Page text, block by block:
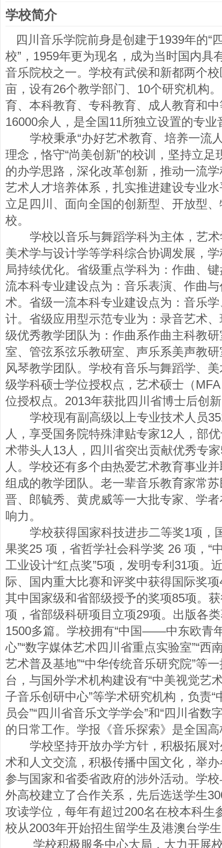
学校简介
四川音乐学院前身是创建于1939年的“
校”，1959年更为现名，成为当时国内具
音乐院校之一。学校有武侯和新都两个
亩，设有26个教学部门、10个研究机构
育、本科教育、专科教育、成人教育和
16000余人，是全国11所独立设置的专业
学校秉承“办好艺术教育、培养一流
理念，恪守“尚美创新”的校训，坚持立
的办学思路，深化改革创新，推动一流
艺术人才培养体系，扎实推进建设专业
立足四川、面向全国的创新型、开放型
校。
学校以音乐与舞蹈学科为主体，艺术
美术学与设计学等学科综合协调发展，
局持续优化。省级重点学科为：作曲、
流本科专业建设点为：音乐表演、作曲
术。省级一流本科专业建设点为：音乐
计。省级应用型示范专业为：录音艺术
级优秀教学团队为：作曲系作曲主科教
室、管弦系弦乐教研室、声乐系美声教
风琴教学团队。学校有音乐与舞蹈学、
级学科硕士学位授权点，艺术硕士（
位授权点。2013年获批四川省博士后创
学校现有副高级以上专业技术人员
人，享受国务院特殊津贴专家12人，部
术带头人13人，四川省突出贡献优秀专
人。学校还有多个由热爱艺术教育事业
组成的教学团队。老一辈音乐教育家常
晋、郎毓秀、黄虎威等一大批专家、学
响力。
学校获得国家科技进步二等奖1项，
果奖25 项，省哲学社会科学奖 26 项，“
工业设计“红点奖”5项，发明专利31项。
际、国内重大比赛和评奖中获得国际奖
其中国家级和省部级授予的奖项85项。
项，省部级科研项目立项29项。出版各
1500多篇。学校拥有“中国——中东欧青
心”“数字媒体艺术四川省重点实验室”“西
艺术普及基地”“中华传统音乐研究院”等
台，与国外学术机构建设有“中美视觉艺
子音乐创研中心”等学术研究机构，负责
员会”“四川省音乐文学学会”和“四川省数
的日常工作。学报《音乐探索》是全国
学校坚持开放办学方针，积极拓展对
术和人文交流，积极传播中国文化，举
参与国家和省委省政府的涉外活动。学
外高校建立了合作关系，先后选送学生
攻读学位，每年有超过200名在校本科生
校从2003年开始招生留学生及港澳台学
学校积极服务中心大局，大力开展校